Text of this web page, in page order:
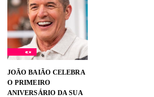
JOÃO BAIÃO CELEBRA
O PRIMEIRO
ANIVERSÁRIO DA SUA